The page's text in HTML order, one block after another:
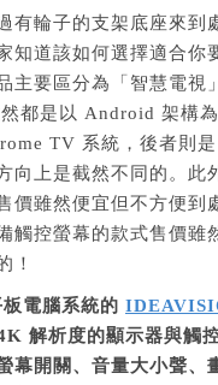
有輪子的支架底座來到
知道該如何選擇適合你
主要區分為「智慧電視
都是以 Android 架構
TV 系統，後者則
向上是截然不同的。此
價雖然便宜但不方便到
觸控螢幕的款式售價雖
！
電腦系統的
解析度的顯示器與觸
幕開關、音量大小聲、